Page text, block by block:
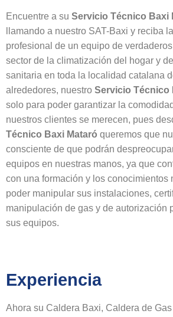
Encuentre a su Servicio Técnico Baxi
llamando a nuestro SAT-Baxi y reciba
profesional de un equipo de
sector de la climatización del hogar y
sanitaria en toda la localidad catalana
alrededores, nuestro Servicio Técnico
solo para poder garantizar la
nuestros clientes se merecen, pues
Técnico Baxi Mataró queremos que
consciente de que podrán
equipos en nuestras manos, ya que
con una formación y los conocimientos
poder manipular sus instalaciones,
manipulación de gas y de autorización
sus equipos.
Experiencia
Ahora su Caldera Baxi, Caldera de